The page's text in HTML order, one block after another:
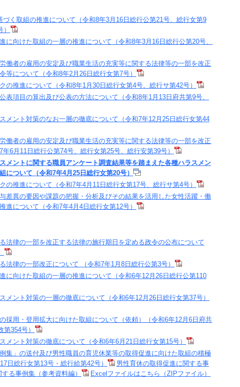
く取組の推進について（令和8年3月16日総行公第21号、総行女第9
に向けた取組の一層の推進について（令和8年3月16日総行公第20号、
働者の雇用の安定及び職業生活の充実等に関する法律等の一部を改正
等について（令和8年2月26日総行女第7号）
の推進について（令和8年1月30日総行女第4号、総行サ第42号）
表項目の算出及び公表の方法について（令和8年1月13日府共第9号、
メント対策のなお一層の徹底について（令和7年12月25日総行女第44
働者の雇用の安定及び職業生活の充実等に関する法律等の一部を改正
6月11日総行公第74号、総行女第25号、総行安第39号）
メントに関する職員アンケート調査結果等を踏まえた各種ハラスメン
について（令和7年4月25日総行女第20号）
の推進について（令和7年4月11日総行女第17号、総行サ第4号）
差異の要因や課題の把握・分析及びその結果を活用した女性活躍・働
進について（令和7年4月4日総行女第12号）
法律の一部を改正する法律の施行期日を定める政令の公布について
法律の一部改正について （令和7年1月8日総行公第3号）
に向けた取組の一層の推進について（令和6年12月26日総行公第110
メント対策の一層の徹底について（令和6年12月26日総行女第37号）
採用・登用拡大に向けた取組について（依頼）（令和6年12月6日府共
354号）
メント対策の徹底について（令和6年6月21日総行女第15号）
集」の送付及び男性職員の育児休業等の取得促進に向けた取組の積極
日総行女第13号・総行給第42号）
男性育休の取得促進に関する事
る事例集（参考資料編） Excelファイルはこちら（ZIPファイル）